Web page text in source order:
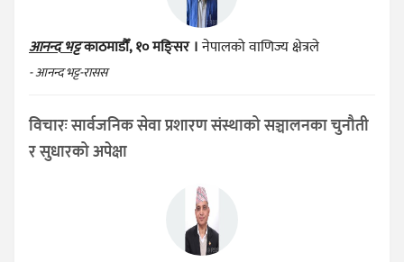
आनन्द भट्टकाठमाडौँ, १० मङ्सिर ।नेपालको वाणिज्य क्षेत्रले
- आनन्द भट्ट-रासस
विचारः सार्वजनिक सेवा प्रशारण संस्थाको सञ्चालनका चुनौती
र सुधारको अपेक्षा